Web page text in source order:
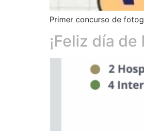
Primer concurso de
¡Feliz día